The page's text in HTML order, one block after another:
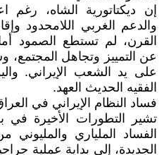
إن ديكتاتورية الشاه،
والدعم الغربي اللامحدود
القرن، لم تستطع الصمود
عن التمييز وتجاهل
على يد الشعب الإيراني.
الفقيه الحديث العهد.
فساد النظام الإيراني في
تشير التطورات الأخيرة في
الفساد الملياري
الجديدة، إلى بداية عملية